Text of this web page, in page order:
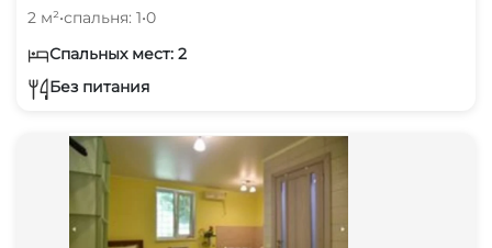
2 м²•спальня: 1•0
Спальных мест: 2
Без питания